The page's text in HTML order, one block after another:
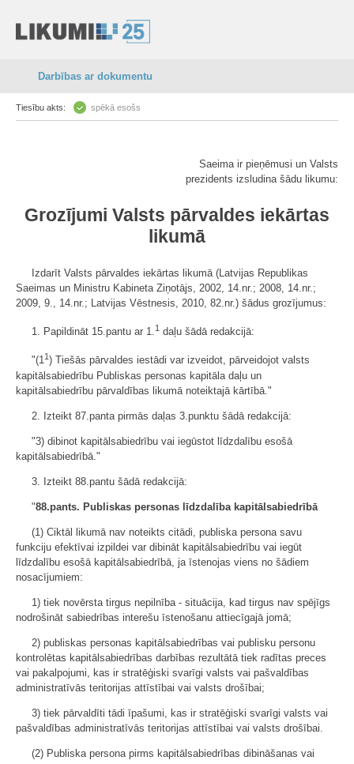
Darbības ar dokumentu
Tiesību akts: spēkā esošs
Saeima ir pieņēmusi un Valsts
prezidents izsludina šādu likumu:
Grozījumi Valsts pārvaldes iekārtas
likumā
Izdarīt Valsts pārvaldes iekārtas likumā (Latvijas Republikas
Saeimas un Ministru Kabineta Ziņotājs, 2002, 14.nr.; 2008, 14.nr.;
2009, 9., 14.nr.; Latvijas Vēstnesis, 2010, 82.nr.) šādus grozījumus:
1. Papildināt 15.pantu ar 1.1 daļu šādā redakcijā:
"(11 ) Tiešās pārvaldes iestādi var izveidot, pārveidojot valsts
kapitālsabiedrību Publiskas personas kapitāla daļu un
kapitālsabiedrību pārvaldības likumā noteiktajā kārtībā."
2. Izteikt 87.panta pirmās daļas 3.punktu šādā redakcijā:
"3) dibinot kapitālsabiedrību vai iegūstot līdzdalību esošā
kapitālsabiedrībā."
3. Izteikt 88.pantu šādā redakcijā:
"88.pants. Publiskas personas līdzdalība kapitālsabiedrībā
(1) Ciktāl likumā nav noteikts citādi, publiska persona savu
funkciju efektīvai izpildei var dibināt kapitālsabiedrību vai iegūt
līdzdalību esošā kapitālsabiedrībā, ja īstenojas viens no šādiem
nosacījumiem:
1) tiek novērsta tirgus nepilnība - situācija, kad tirgus nav spējīgs
nodrošināt sabiedrības interešu īstenošanu attiecīgajā jomā;
2) publiskas personas kapitālsabiedrības vai publisku personu
kontrolētas kapitālsabiedrības darbības rezultātā tiek radītas preces
vai pakalpojumi, kas ir stratēģiski svarīgi valsts vai pašvaldības
administratīvās teritorijas attīstībai vai valsts drošībai;
3) tiek pārvaldīti tādi īpašumi, kas ir stratēģiski svarīgi valsts vai
pašvaldības administratīvās teritorijas attīstībai vai valsts drošībai.
(2) Publiska persona pirms kapitālsabiedrības dibināšanas vai